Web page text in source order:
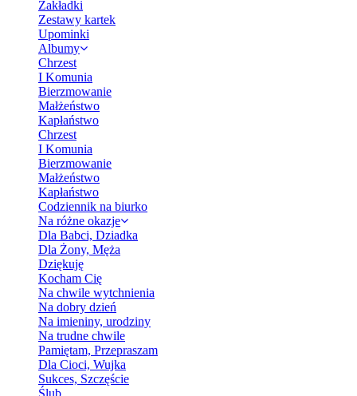
Zakładki
Zestawy kartek
Upominki
Albumy
Chrzest
I Komunia
Bierzmowanie
Małżeństwo
Kapłaństwo
Chrzest
I Komunia
Bierzmowanie
Małżeństwo
Kapłaństwo
Codziennik na biurko
Na różne okazje
Dla Babci, Dziadka
Dla Żony, Męża
Dziękuję
Kocham Cię
Na chwile wytchnienia
Na dobry dzień
Na imieniny, urodziny
Na trudne chwile
Pamiętam, Przepraszam
Dla Cioci, Wujka
Sukces, Szczęście
Ślub